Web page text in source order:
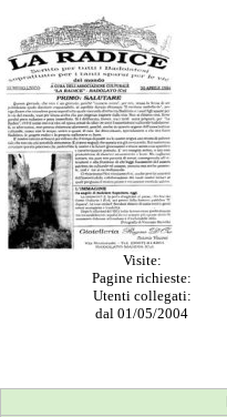
Visite:
Pagine richieste:
Utenti collegati:
dal 01/05/2004